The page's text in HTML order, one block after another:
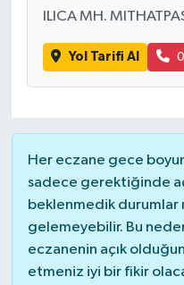
ILICA MH.
Yol Tarifi Al
Her eczane gece
sadece gerektiğinde
beklenmedik
gelemeyebilir. Bu
eczanenin açık
etmeniz iyi bir fikir